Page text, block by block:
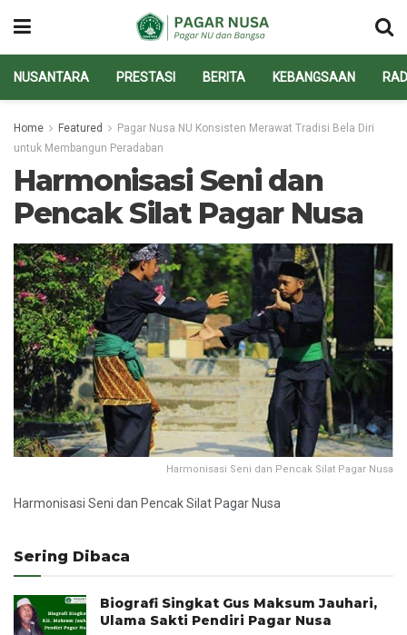
NUSANTARA PRESTASI BERITA KEBANGSAAN
Home Featured
Pagar Nusa NU Konsisten Merawat Tradisi Bela Diri
untuk Membangun Peradaban
Harmonisasi Seni dan
Pencak Silat Pagar Nusa
Harmonisasi Seni dan Pencak Silat Pagar Nusa
Harmonisasi Seni dan Pencak Silat Pagar Nusa
Sering Dibaca
Biografi Singkat Gus Maksum Jauhari,
Ulama Sakti Pendiri Pagar Nusa